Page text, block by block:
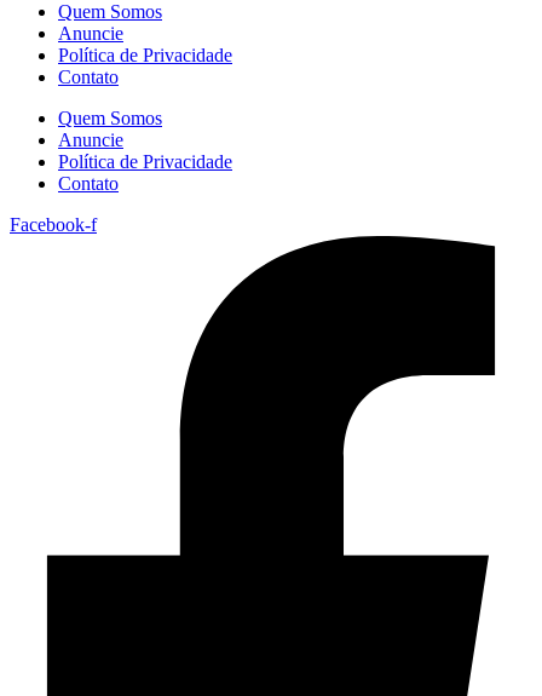
Quem Somos
Anuncie
Política de Privacidade
Contato
Quem Somos
Anuncie
Política de Privacidade
Contato
Facebook-f